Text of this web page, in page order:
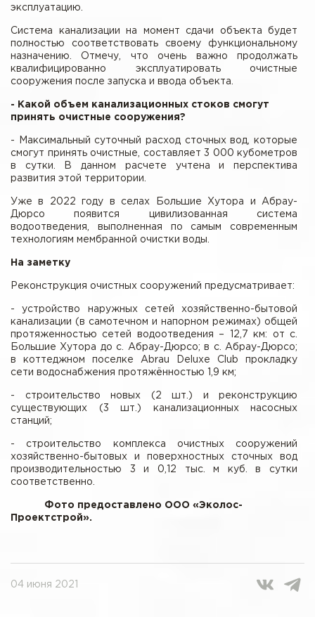
эксплуатацию.
Система канализации на момент сдачи объекта будет
полностью соответствовать своему функциональному
назначению. Отмечу, что очень важно продолжать
квалифицированно эксплуатировать очистные
сооружения после запуска и ввода объекта.
- Какой объем канализационных стоков смогут
принять очистные сооружения?
- Максимальный суточный расход сточных вод, которые
смогут принять очистные, составляет 3 000 кубометров
в сутки. В данном расчете учтена и перспектива
развития этой территории.
Уже в 2022 году в селах Большие Хутора и Абрау-
Дюрсо появится цивилизованная система
водоотведения, выполненная по самым современным
технологиям мембранной очистки воды.
На заметку
Реконструкция очистных сооружений предусматривает:
- устройство наружных сетей хозяйственно-бытовой
канализации (в самотечном и напорном режимах) общей
протяженностью сетей водоотведения – 12,7 км: от с.
Большие Хутора до с. Абрау-Дюрсо; в с. Абрау-Дюрсо;
в коттеджном поселке Abrau Deluxe Club прокладку
сети водоснабжения протяжённостью 1,9 км;
- строительство новых (2 шт.) и реконструкцию
существующих (3 шт.) канализационных насосных
станций;
- строительство комплекса очистных сооружений
хозяйственно-бытовых и поверхностных сточных вод
производительностью 3 и 0,12 тыс. м куб. в сутки
соответственно.
Фото предоставлено ООО «Эколос-
Проектстрой».
04 июня 2021